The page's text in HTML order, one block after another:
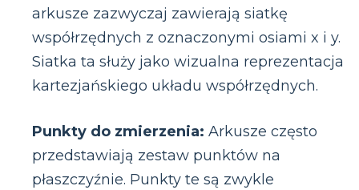
arkusze zazwyczaj zawierają siatkę
współrzędnych z oznaczonymi osiami x i y.
Siatka ta służy jako wizualna reprezentacja
kartezjańskiego układu współrzędnych.
Punkty do zmierzenia: Arkusze często
przedstawiają zestaw punktów na
płaszczyźnie. Punkty te są zwykle